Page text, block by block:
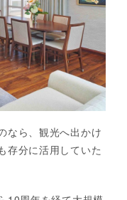
なら、観光へ出かけ
存分に活用していた